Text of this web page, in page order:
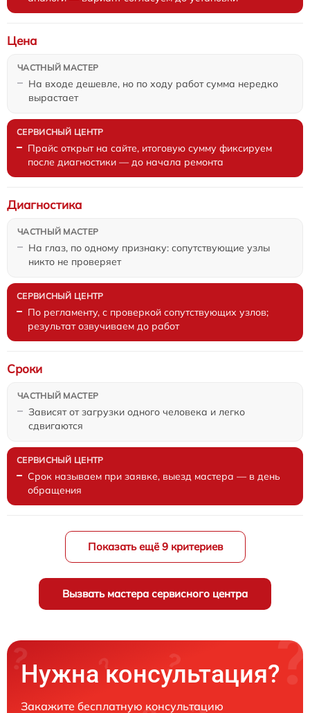
На входе дешевле, но по ходу работ сумма нередко
вырастает
Цена
Прайс открыт на сайте, итоговую сумму фиксируем
после диагностики — до начала ремонта
На глаз, по одному признаку: сопутствующие узлы
никто не проверяет
Диагностика
По регламенту, с проверкой сопутствующих узлов;
результат озвучиваем до работ
Зависят от загрузки одного человека и легко
сдвигаются
Сроки
Срок называем при заявке, выезд мастера — в день
обращения
Показать ещё 9 критериев
Вызвать мастера сервисного центра
Нужна консультация?
Закажите бесплатную консультацию